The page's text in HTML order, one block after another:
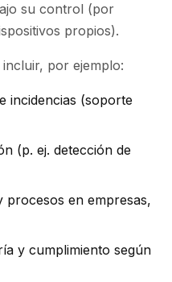
su control (por
propios).
por ejemplo:
incidencias (soporte
(p. ej. detección de
procesos en empresas,
y cumplimiento según